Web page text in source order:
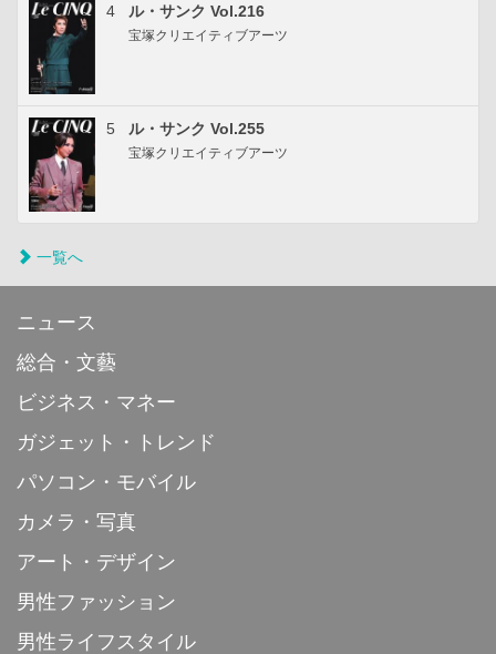
4 ル・サンク Vol.216
宝塚クリエイティブアーツ
5 ル・サンク Vol.255
宝塚クリエイティブアーツ
一覧へ
ニュース
総合・文藝
ビジネス・マネー
ガジェット・トレンド
パソコン・モバイル
カメラ・写真
アート・デザイン
男性ファッション
男性ライフスタイル